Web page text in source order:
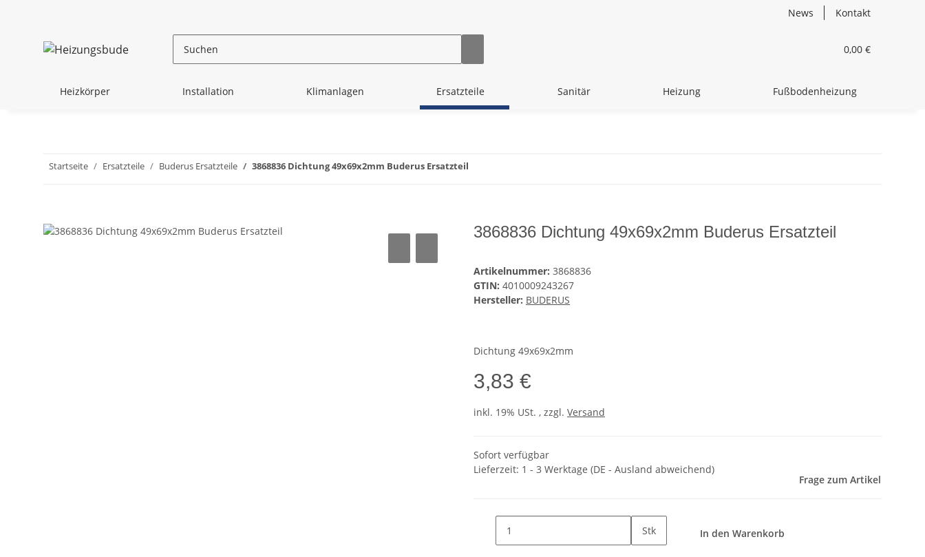
News Kontakt
0,00 €
Heizkörper Installation Klimanlagen Ersatzteile Sanitär Heizung Fußbodenheizung
Startseite Ersatzteile Buderus Ersatzteile 3868836 Dichtung 49x69x2mm Buderus Ersatzteil
3868836 Dichtung 49x69x2mm Buderus Ersatzteil
Artikelnummer: 3868836
GTIN: 4010009243267
Hersteller: BUDERUS
Dichtung 49x69x2mm
3,83 €
inkl. 19% USt. , zzgl. Versand
Sofort verfügbar
Lieferzeit: 1 - 3 Werktage (DE - Ausland abweichend)
Frage zum Artikel
Stk In den Warenkorb